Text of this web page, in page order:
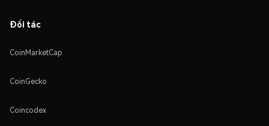
Đối tác
CoinMarketCap
CoinGecko
Coincodex